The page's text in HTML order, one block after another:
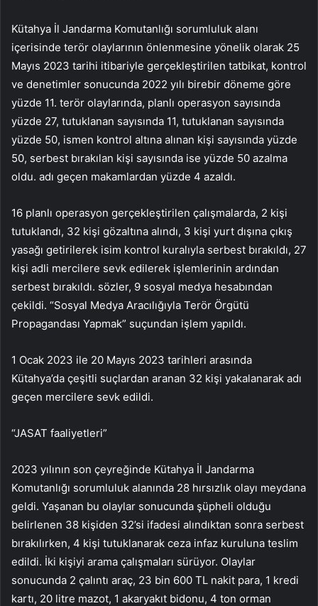
Kütahya İl Jandarma Komutanlığı sorumluluk alanı
içerisinde terör olaylarının önlenmesine yönelik olarak 25
Mayıs 2023 tarihi itibariyle gerçekleştirilen tatbikat, kontrol
ve denetimler sonucunda 2022 yılı birebir döneme göre
yüzde 11. terör olaylarında, planlı operasyon sayısında
yüzde 27, tutuklanan sayısında 11, tutuklanan sayısında
yüzde 50, ismen kontrol altına alınan kişi sayısında yüzde
50, serbest bırakılan kişi sayısında ise yüzde 50 azalma
oldu. adı geçen makamlardan yüzde 4 azaldı.
16 planlı operasyon gerçekleştirilen çalışmalarda, 2 kişi
tutuklandı, 32 kişi gözaltına alındı, 3 kişi yurt dışına çıkış
yasağı getirilerek isim kontrol kuralıyla serbest bırakıldı, 27
kişi adli mercilere sevk edilerek işlemlerinin ardından
serbest bırakıldı. sözler, 9 sosyal medya hesabından
çekildi. “Sosyal Medya Aracılığıyla Terör Örgütü
Propagandası Yapmak” suçundan işlem yapıldı.
1 Ocak 2023 ile 20 Mayıs 2023 tarihleri ​​arasında
Kütahya’da çeşitli suçlardan aranan 32 kişi yakalanarak adı
geçen mercilere sevk edildi.
“JASAT faaliyetleri”
2023 yılının son çeyreğinde Kütahya İl Jandarma
Komutanlığı sorumluluk alanında 28 hırsızlık olayı meydana
geldi. Yaşanan bu olaylar sonucunda şüpheli olduğu
belirlenen 38 kişiden 32’si ifadesi alındıktan sonra serbest
bırakılırken, 4 kişi tutuklanarak ceza infaz kuruluna teslim
edildi. İki kişiyi arama çalışmaları sürüyor. Olaylar
sonucunda 2 çalıntı araç, 23 bin 600 TL nakit para, 1 kredi
kartı, 20 litre mazot, 1 akaryakıt bidonu, 4 ton orman